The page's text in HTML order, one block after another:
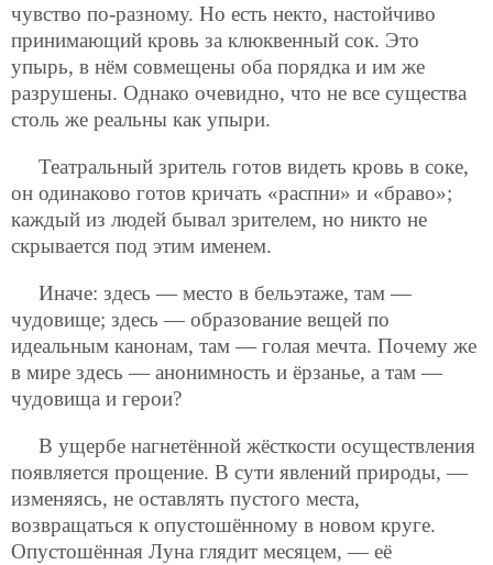
чувство по-разному. Но есть некто, настойчиво
принимающий кровь за клюквенный сок. Это
упырь, в нём совмещены оба порядка и им же
разрушены. Однако очевидно, что не все существа
столь же реальны как упыри.
Театральный зритель готов видеть кровь в соке,
он одинаково готов кричать «распни» и «браво»;
каждый из людей бывал зрителем, но никто не
скрывается под этим именем.
Иначе: здесь — место в бельэтаже, там —
чудовище; здесь — образование вещей по
идеальным канонам, там — голая мечта. Почему же
в мире здесь — анонимность и ёрзанье, а там —
чудовища и герои?
В ущербе нагнетённой жёсткости осуществления
появляется прощение. В сути явлений природы, —
изменяясь, не оставлять пустого места,
возвращаться к опустошённому в новом круге.
Опустошённая Луна глядит месяцем, — её